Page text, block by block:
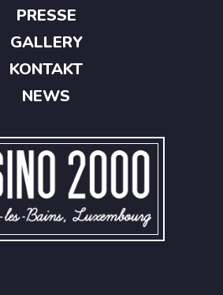
PRESSE
GALLERY
KONTAKT
NEWS